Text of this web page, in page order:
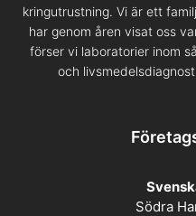
kringutrustning. Vi är ett
har genom åren visat oss
förser vi laboratorier inom
och
Södra